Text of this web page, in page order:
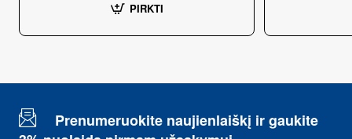
PIRKTI
Prenumeruokite naujienlaiškį ir gaukite